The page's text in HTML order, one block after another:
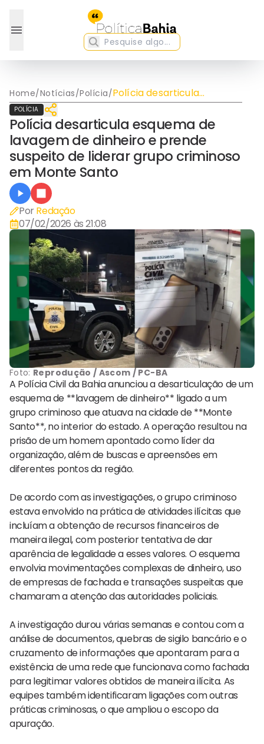
Home/Notícias/Polícia/Polícia desarticula
esquema de lavagem de
de liderar grupo criminoso
em Monte Santo
POLÍCIA
Polícia desarticula esquema de
lavagem de dinheiro e prende
suspeito de liderar grupo criminoso
em Monte Santo
Por Redação
07/02/2026 às 21:08
Foto: Reprodução / Ascom / PC-BA
A Polícia Civil da Bahia anunciou a desarticulação de um
esquema de **lavagem de dinheiro** ligado a um
grupo criminoso que atuava na cidade de **Monte
Santo**, no interior do estado. A operação resultou na
prisão de um homem apontado como líder da
organização, além de buscas e apreensões em
diferentes pontos da região.
De acordo com as investigações, o grupo criminoso
estava envolvido na prática de atividades ilícitas que
incluíam a obtenção de recursos financeiros de
maneira ilegal, com posterior tentativa de dar
aparência de legalidade a esses valores. O esquema
envolvia movimentações complexas de dinheiro, uso
de empresas de fachada e transações suspeitas que
chamaram a atenção das autoridades policiais.
A investigação durou várias semanas e contou com a
análise de documentos, quebras de sigilo bancário e o
cruzamento de informações que apontaram para a
existência de uma rede que funcionava como fachada
para legitimar valores obtidos de maneira ilícita. As
equipes também identificaram ligações com outras
práticas criminosas, o que ampliou o escopo da
apuração.